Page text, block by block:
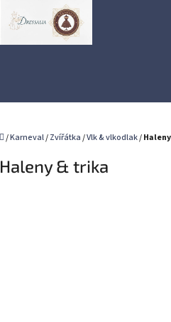
Domů
/Karneval/Zvířátka/Vlk & vlkodlak/
Haleny & trika